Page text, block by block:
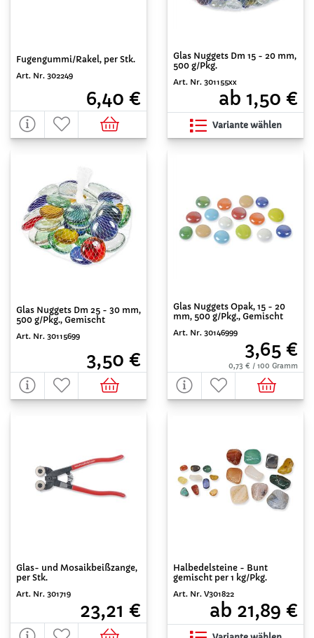
Fugengummi/Rakel, per Stk.
Art. Nr. 302249
6,40 €
Glas Nuggets Dm 15 - 20 mm,
500 g/Pkg.
Art. Nr. 301155xx
ab 1,50 €
Variante wählen
Glas Nuggets Dm 25 - 30 mm,
500 g/Pkg., Gemischt
Art. Nr. 30115699
3,50 €
Glas Nuggets Opak, 15 - 20
mm, 500 g/Pkg., Gemischt
Art. Nr. 30146999
3,65 €
0,73 € / 100 Gramm
Glas- und Mosaikbeißzange,
per Stk.
Art. Nr. 301719
23,21 €
Halbedelsteine - Bunt
gemischt per 1 kg/Pkg.
Art. Nr. V301822
ab 21,89 €